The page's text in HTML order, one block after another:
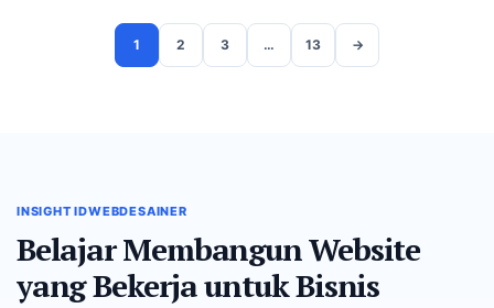
1 2 3 … 13 →
INSIGHT IDWEBDESAINER
Belajar Membangun Website
yang Bekerja untuk Bisnis